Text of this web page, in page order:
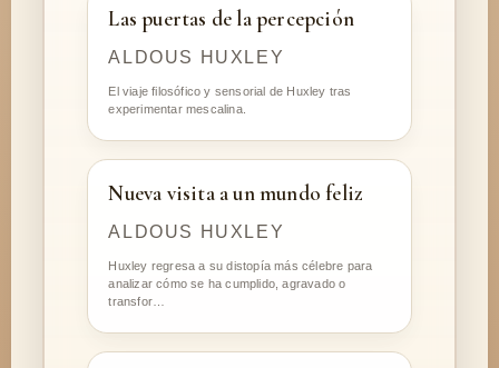
Las puertas de la percepción
ALDOUS HUXLEY
El viaje filosófico y sensorial de Huxley tras
experimentar mescalina.
Nueva visita a un mundo feliz
ALDOUS HUXLEY
Huxley regresa a su distopía más célebre para
analizar cómo se ha cumplido, agravado o
transfor…